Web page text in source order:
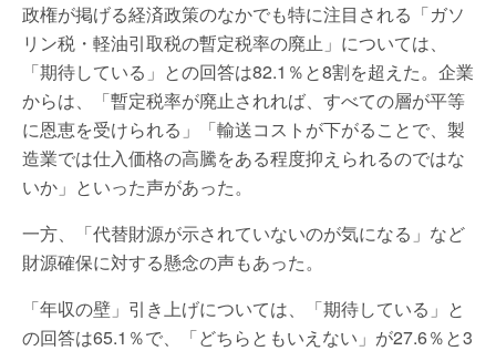
政権が掲げる経済政策のなかでも特に注目される「ガソ
リン税・軽油引取税の暫定税率の廃止」については、
「期待している」との回答は82.1％と8割を超えた。企業
からは、「暫定税率が廃止されれば、すべての層が平等
に恩恵を受けられる」「輸送コストが下がることで、製
造業では仕入価格の高騰をある程度抑えられるのではな
いか」といった声があった。
一方、「代替財源が示されていないのが気になる」など
財源確保に対する懸念の声もあった。
「年収の壁」引き上げについては、「期待している」と
の回答は65.1％で、「どちらともいえない」が27.6％と3